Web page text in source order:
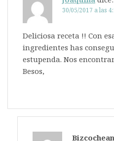
30/05/2017 a las
Deliciosa receta !! Con
ingredientes has
estupenda. Nos
Besos,